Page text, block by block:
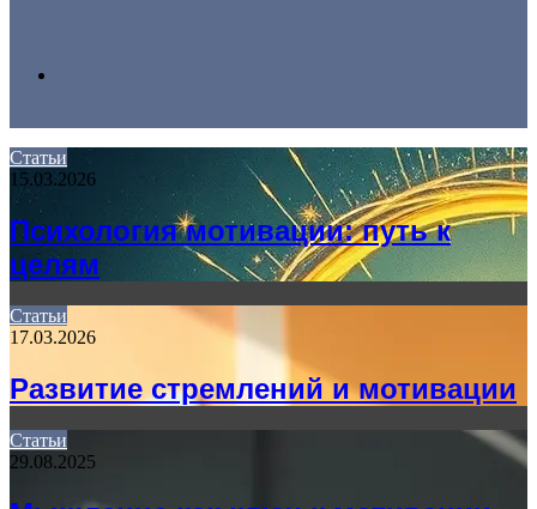
for
Статьи
15.03.2026
Психология мотивации: путь к
целям
Статьи
17.03.2026
Развитие стремлений и мотивации
Статьи
29.08.2025